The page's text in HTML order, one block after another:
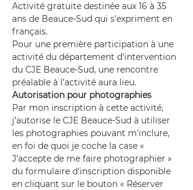
Activité gratuite destinée aux 16 à 35
ans de Beauce-Sud qui s'expriment en
français.
Pour une première participation à une
activité du département d’intervention
du CJE Beauce-Sud, une rencontre
préalable à l’activité aura lieu.
Autorisation pour photographies
Par mon inscription à cette activité,
j’autorise le CJE Beauce-Sud à utiliser
les photographies pouvant m’inclure,
en foi de quoi je coche la case «
J'accepte de me faire photographier »
du formulaire d'inscription disponible
en cliquant sur le bouton « Réserver